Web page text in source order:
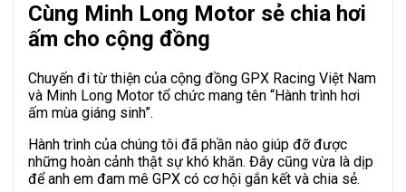
Cùng Minh Long Motor sẻ chia hơi
ấm cho cộng đồng
Chuyến đi từ thiện của cộng đồng GPX Racing Việt Nam
và Minh Long Motor tổ chức mang tên “Hành trình hơi
ấm mùa giáng sinh”.
Hành trình của chúng tôi đã phần nào giúp đỡ được
những hoàn cảnh thật sự khó khăn. Đây cũng vừa là dịp
để anh em đam mê GPX có cơ hội gắn kết và chia sẻ.